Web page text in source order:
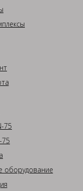
75
оборудование